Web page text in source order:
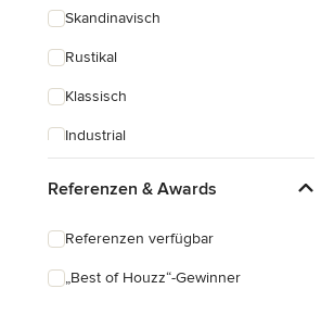
Skandinavisch
Rustikal
Klassisch
Industrial
Referenzen & Awards
Referenzen verfügbar
„Best of Houzz“-Gewinner